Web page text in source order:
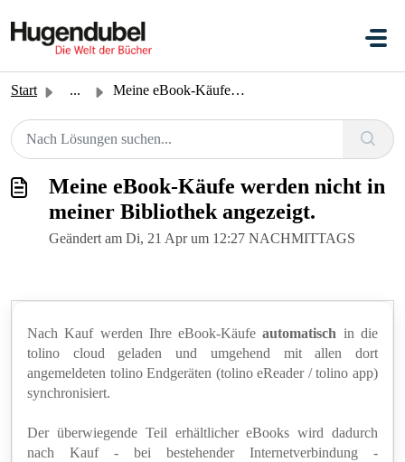
Start ... Meine eBook-Käufe werden nicht in meiner Bibliothek angez...
Meine eBook-Käufe werden nicht in
meiner Bibliothek angezeigt.
Geändert am Di, 21 Apr um 12:27 NACHMITTAGS
Nach Kauf werden Ihre eBook-Käufeautomatisch in die
tolino cloud geladen und umgehend mit allen dort
angemeldeten tolino Endgeräten (tolino eReader / tolino app)
synchronisiert.
Der überwiegende Teil erhältlicher eBooks wird dadurch
nach Kauf - bei bestehender Internetverbindung -